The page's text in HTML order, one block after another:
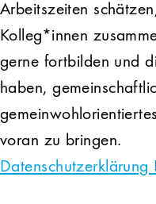
Arbeitszeiten
Kolleg*innen
gerne fortbilden und
haben,
voran zu bringen.
Datenschutzerklärung